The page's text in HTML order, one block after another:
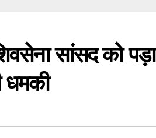
सांसद को पड़ा
धमकी